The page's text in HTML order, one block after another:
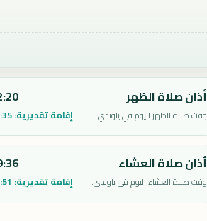
أذان صلاة الظهر
وقت صلاة الظهر اليوم في ياوندي. إقامة تقديرية:
أذان صلاة العشاء
وقت صلاة العشاء اليوم في ياوندي. إقامة تقديرية: